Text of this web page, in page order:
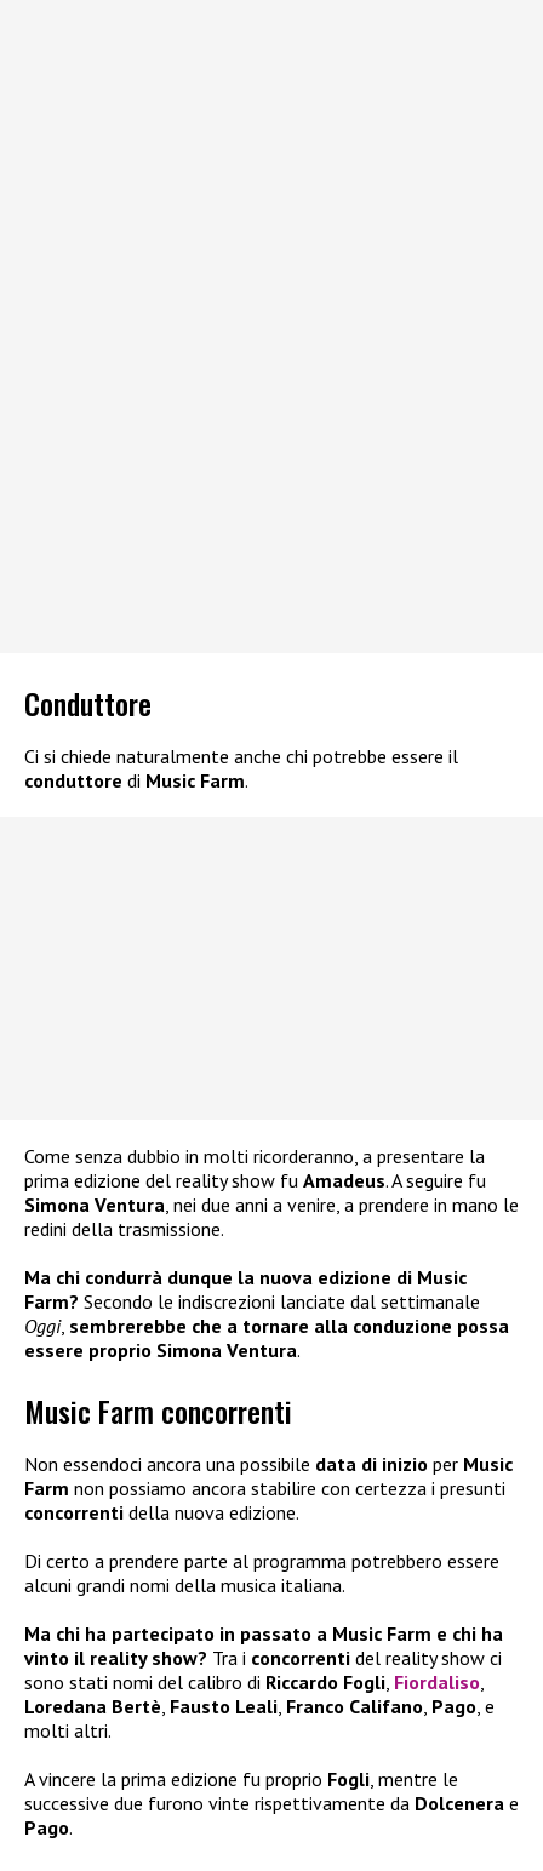
Conduttore
Ci si chiede naturalmente anche chi potrebbe essere il
conduttore di Music Farm.
Come senza dubbio in molti ricorderanno, a presentare la
prima edizione del reality show fu Amadeus. A seguire fu
Simona Ventura , nei due anni a venire, a prendere in mano le
redini della trasmissione.
Ma chi condurrà dunque la nuova edizione di Music
Farm? Secondo le indiscrezioni lanciate dal settimanale
Oggi, sembrerebbe che a tornare alla conduzione possa
essere proprio Simona Ventura.
Music Farm concorrenti
Non essendoci ancora una possibile data di inizio per Music
Farm non possiamo ancora stabilire con certezza i presunti
concorrenti della nuova edizione.
Di certo a prendere parte al programma potrebbero essere
alcuni grandi nomi della musica italiana.
Ma chi ha partecipato in passato a Music Farm e chi ha
vinto il reality show? Tra i concorrenti del reality show ci
sono stati nomi del calibro di Riccardo Fogli, Fiordaliso,
Loredana Bertè, Fausto Leali, Franco Califano, Pago, e
molti altri.
A vincere la prima edizione fu proprio Fogli, mentre le
successive due furono vinte rispettivamente da Dolcenera e
Pago.